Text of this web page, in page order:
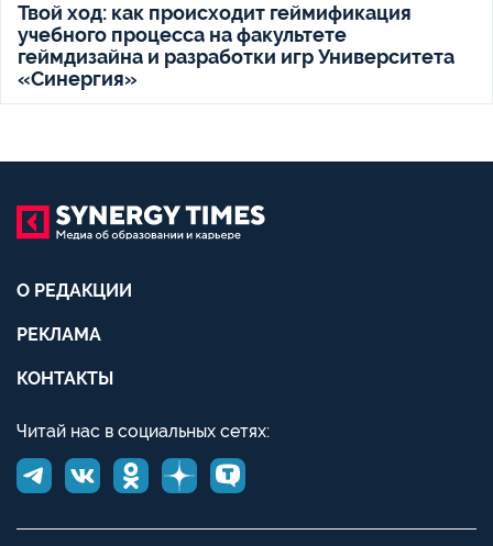
Твой ход: как происходит геймификация
учебного процесса на факультете
геймдизайна и разработки игр Университета
«Синергия»
О РЕДАКЦИИ
РЕКЛАМА
КОНТАКТЫ
Читай нас в социальных сетях: